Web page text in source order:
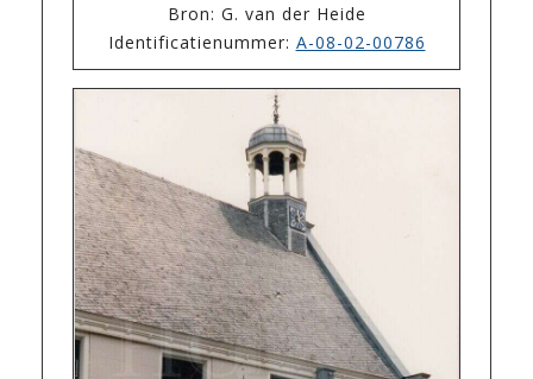
Bron: G. van der Heide
Identificatienummer: A-08-02-00786